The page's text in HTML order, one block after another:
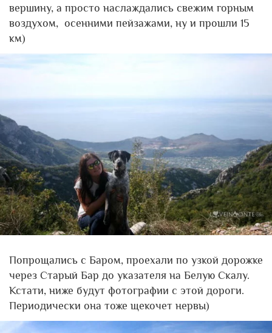
вершину, а просто наслаждались свежим горным
воздухом, осенними пейзажами, ну и прошли 15
км)
Попрощались с Баром, проехали по узкой дорожке
через Старый Бар до указателя на Белую Скалу.
Кстати, ниже будут фотографии с этой дороги.
Периодически она тоже щекочет нервы)